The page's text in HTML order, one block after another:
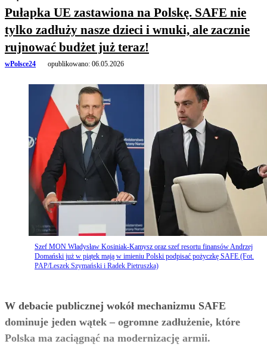
Pułapka UE zastawiona na Polskę. SAFE nie
tylko zadłuży nasze dzieci i wnuki, ale zacznie
rujnować budżet już teraz!
wPolsce24 opublikowano: 06.05.2026
Szef MON Władysław Kosiniak-Kamysz oraz szef resortu finansów Andrzej
Domański już w piątek mają w imieniu Polski podpisać pożyczkę SAFE (Fot.
PAP/Leszek Szymański i Radek Pietruszka)
W debacie publicznej wokół mechanizmu SAFE
dominuje jeden wątek – ogromne zadłużenie, które
Polska ma zaciągnąć na modernizację armii.